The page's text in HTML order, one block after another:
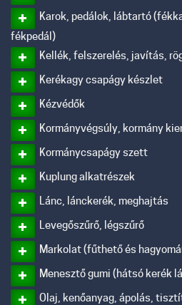
Karok, pedálok, lábtartó
fékpedál)
Kellék, felszerelés, javítás,
Kerékagy csapágy készlet
Kézvédők
Kormányvégsúly, kormány
Kormánycsapágy szett
Kuplung alkatrészek
Lánc, lánckerék, meghajtás
Levegőszűrő, légszűrő
Markolat (fűthető és
Menesztő gumi (hátsó kerék
Olaj, kenőanyag, ápolás,